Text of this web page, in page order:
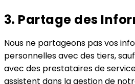
3. Partage des
Nous ne partageons pas vos
personnelles avec des tiers,
avec des prestataires de
assistent dans la gestion de